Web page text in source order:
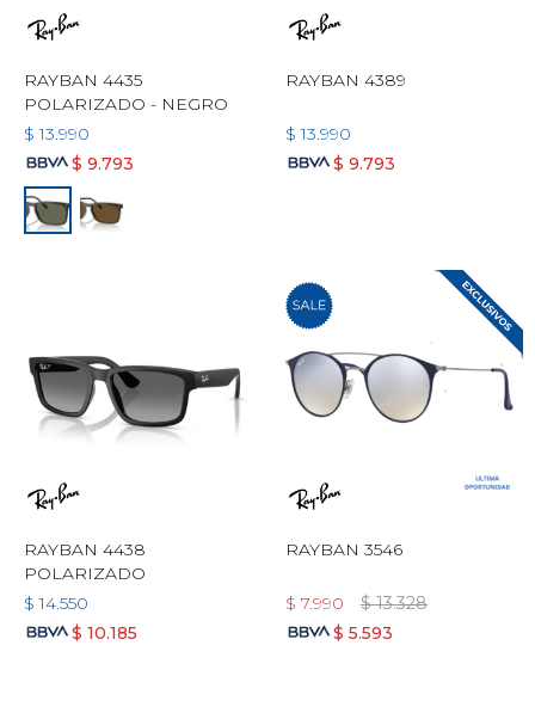
RAYBAN 4435
POLARIZADO - NEGRO
$ 13.990
$ 9.793
RAYBAN 4389
$ 13.990
$ 9.793
RAYBAN 4438
POLARIZADO
$ 14.550
$ 10.185
RAYBAN 3546
$ 7.990 $ 13.328
$ 5.593